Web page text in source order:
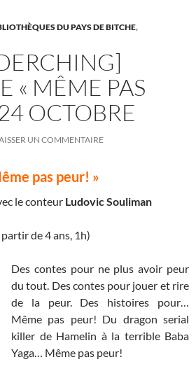
DU PAYS DE BITCHE,
« MÊME PAS
OCTOBRE
UN COMMENTAIRE
pas peur! »
le conteur Ludovic Souliman
de 4 ans, 1h)
Des contes pour ne plus avoir peur
du tout. Des contes pour jouer et rire
de la peur. Des histoires pour…
Même pas peur! Du dragon serial
killer de Hamelin à la terrible Baba
Yaga… Même pas peur!